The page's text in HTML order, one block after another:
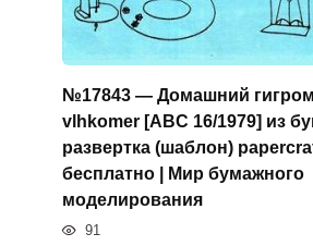
№17843 — Домашний
vlhkomer [ABC 16/1979] из
развертка (шаблон)
бесплатно | Мир бумажного
моделирования
91